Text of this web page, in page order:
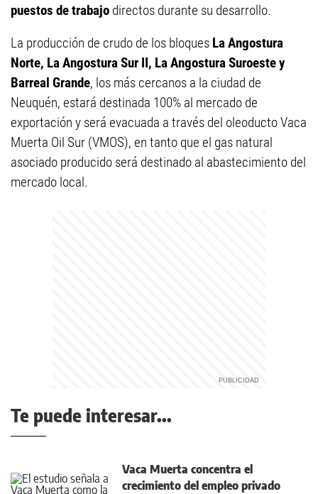
puestos de trabajo directos durante su desarrollo.
La producción de crudo de los bloques La Angostura
Norte, La Angostura Sur II, La Angostura Suroeste y
Barreal Grande, los más cercanos a la ciudad de
Neuquén, estará destinada 100% al mercado de
exportación y será evacuada a través del oleoducto Vaca
Muerta Oil Sur (VMOS), en tanto que el gas natural
asociado producido será destinado al abastecimiento del
mercado local.
Te puede interesar...
Vaca Muerta concentra el
crecimiento del empleo privado